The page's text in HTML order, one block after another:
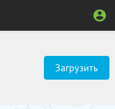
Загрузить